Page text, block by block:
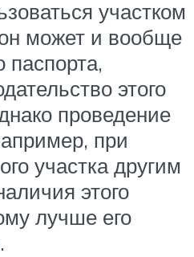
участком
может и вообще
паспорта,
этого
проведение
при
участка другим
этого
лучше его